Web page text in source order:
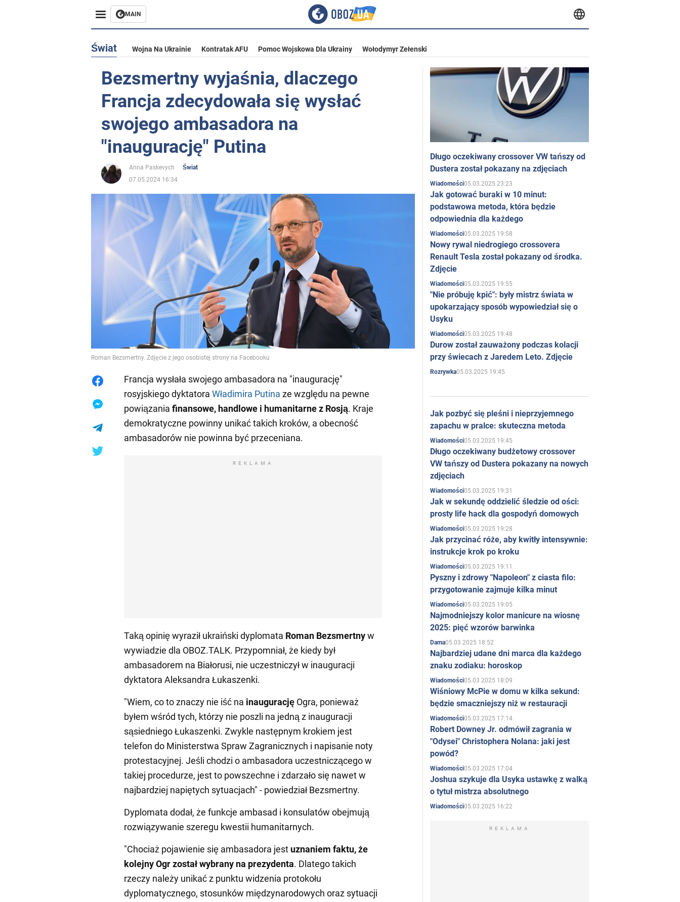
MAIN
Świat Wojna Na Ukrainie Kontratak AFU Pomoc Wojskowa Dla Ukrainy Wołodymyr Zełenski
Bezsmertny wyjaśnia, dlaczego
Francja zdecydowała się wysłać
swojego ambasadora na
"inaugurację" Putina
Anna Paskevych
Świat
07.05.2024 16:34
Roman Bezsmertny. Zdjęcie z jego osobistej strony na Facebooku
Francja wysłała swojego ambasadora na "inaugurację"
rosyjskiego dyktatora Władimira Putina ze względu na pewne
powiązania finansowe, handlowe i humanitarne z Rosją. Kraje
demokratyczne powinny unikać takich kroków, a obecność
ambasadorów nie powinna być przeceniana.
REKLAMA
Taką opinię wyraził ukraiński dyplomata Roman Bezsmertnyw
wywiadzie dla OBOZ.TALK. Przypomniał, że kiedy był
ambasadorem na Białorusi, nie uczestniczył w inauguracji
dyktatora Aleksandra Łukaszenki.
"Wiem, co to znaczy nie iść na inaugurację Ogra, ponieważ
byłem wśród tych, którzy nie poszli na jedną z inauguracji
sąsiedniego Łukaszenki. Zwykle następnym krokiem jest
telefon do Ministerstwa Spraw Zagranicznych i napisanie noty
protestacyjnej. Jeśli chodzi o ambasadora uczestniczącego w
takiej procedurze, jest to powszechne i zdarzało się nawet w
najbardziej napiętych sytuacjach" - powiedział Bezsmertny.
Dyplomata dodał, że funkcje ambasad i konsulatów obejmują
rozwiązywanie szeregu kwestii humanitarnych.
"Chociaż pojawienie się ambasadora jest uznaniem faktu, że
kolejny Ogr został wybrany na prezydenta. Dlatego takich
rzeczy należy unikać z punktu widzenia protokołu
dyplomatycznego, stosunków międzynarodowych oraz sytuacji
Długo oczekiwany crossover VW tańszy od
Dustera został pokazany na zdjęciach
Wiadomości05.03.2025 23:23
Jak gotować buraki w 10 minut:
podstawowa metoda, która będzie
odpowiednia dla każdego
Wiadomości05.03.2025 19:58
Nowy rywal niedrogiego crossovera
Renault Tesla został pokazany od środka.
Zdjęcie
Wiadomości05.03.2025 19:55
"Nie próbuję kpić": były mistrz świata w
upokarzający sposób wypowiedział się o
Usyku
Wiadomości05.03.2025 19:48
Durow został zauważony podczas kolacji
przy świecach z Jaredem Leto. Zdjęcie
Rozrywka05.03.2025 19:45
Jak pozbyć się pleśni i nieprzyjemnego
zapachu w pralce: skuteczna metoda
Wiadomości05.03.2025 19:45
Długo oczekiwany budżetowy crossover
VW tańszy od Dustera pokazany na nowych
zdjęciach
Wiadomości05.03.2025 19:31
Jak w sekundę oddzielić śledzie od ości:
prosty life hack dla gospodyń domowych
Wiadomości05.03.2025 19:28
Jak przycinać róże, aby kwitły intensywnie:
instrukcje krok po kroku
Wiadomości05.03.2025 19:11
Pyszny i zdrowy "Napoleon" z ciasta filo:
przygotowanie zajmuje kilka minut
Wiadomości05.03.2025 19:05
Najmodniejszy kolor manicure na wiosnę
2025: pięć wzorów barwinka
Dama05.03.2025 18:52
Najbardziej udane dni marca dla każdego
znaku zodiaku: horoskop
Wiadomości05.03.2025 18:09
Wiśniowy McPie w domu w kilka sekund:
będzie smaczniejszy niż w restauracji
Wiadomości05.03.2025 17:14
Robert Downey Jr. odmówił zagrania w
"Odysei" Christophera Nolana: jaki jest
powód?
Wiadomości05.03.2025 17:04
Joshua szykuje dla Usyka ustawkę z walką
o tytuł mistrza absolutnego
Wiadomości05.03.2025 16:22
REKLAMA